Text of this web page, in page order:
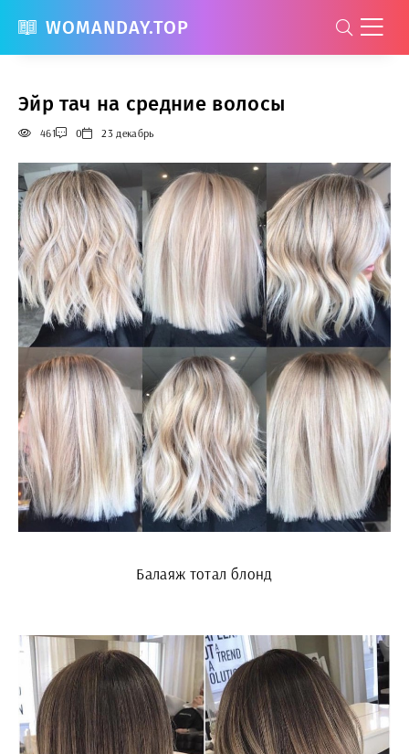
WOMANDAY.TOP
Эйр тач на средние волосы
461 0 23 декабрь
Балаяж тотал блонд